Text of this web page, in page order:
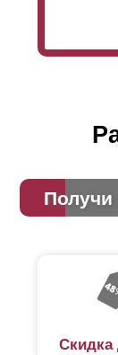
Получи
Скидка